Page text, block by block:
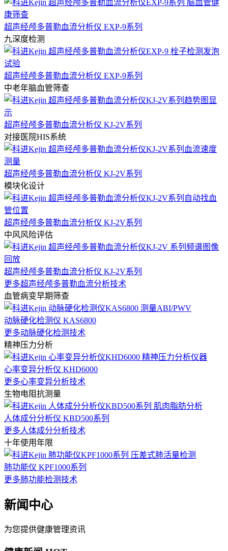
超声经颅多普勒血流分析仪 EXP-9系列
九深度检测
超声经颅多普勒血流分析仪 EXP-9系列
中老年脑血管筛查
超声经颅多普勒血流分析仪 KJ-2V系列
对接医院HIS系统
超声经颅多普勒血流分析仪 KJ-2V系列
模块化设计
超声经颅多普勒血流分析仪 KJ-2V系列
中风风险评估
超声经颅多普勒血流分析仪 KJ-2V系列
更多超声经颅多普勒血流分析技术
血管病变早期筛查
动脉硬化检测仪 KAS6800
更多动脉硬化检测技术
精神压力分析
心率变异分析仪 KHD6000
更多心率变异分析技术
生物电阻抗测量
人体成分分析仪 KBD500系列
更多人体成分分析技术
十年使用年限
肺功能仪 KPF1000系列
更多肺功能检测技术
新闻中心
为您提供健康管理资讯